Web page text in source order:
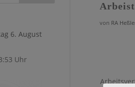
von RA
6. August
Uhr